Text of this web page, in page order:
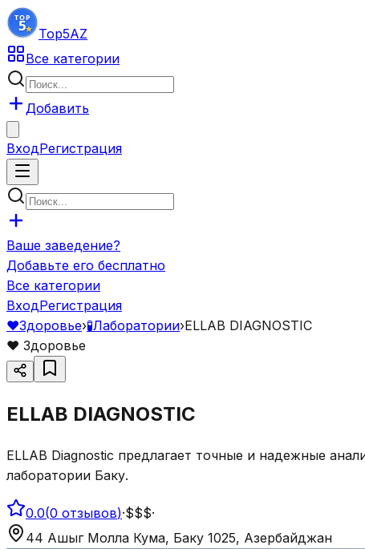
Top5AZ
Все категории
Добавить
ВходРегистрация
Ваше заведение?
Добавьте его бесплатно
Все категории
ВходРегистрация
❤️Здоровье›🧪Лаборатории›ELLAB DIAGNOSTIC
❤️ Здоровье
ELLAB DIAGNOSTIC
ELLAB Diagnostic предлагает точные и надежные
лаборатории Баку.
0.0(0 отзывов)·$$$·
44 Ашыг Молла Кума, Баку 1025, Азербайджан